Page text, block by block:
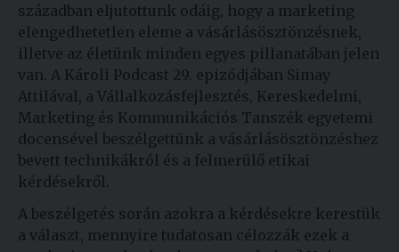
században eljutottunk odáig, hogy a marketing
elengedhetetlen eleme a vásárlásösztönzésnek,
illetve az életünk minden egyes pillanatában jelen
van. A Károli Podcast 29. epizódjában Simay
Attilával, a Vállalkozásfejlesztés, Kereskedelmi,
Marketing és Kommunikációs Tanszék egyetemi
docensével beszélgettünk a vásárlásösztönzéshez
bevett technikákról és a felmerülő etikai
kérdésekről.
A beszélgetés során azokra a kérdésekre kerestük
a választ, mennyire tudatosan célozzák ezek a